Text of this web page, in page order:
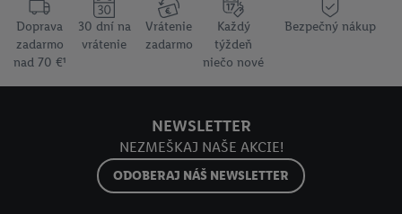
Doprava
zadarmo
nad 70 €¹
30 dní na
vrátenie
Vrátenie
zadarmo
Každý
týždeň
niečo nové
Bezpečný nákup
NEWSLETTER
NEZMEŠKAJ NAŠE AKCIE!
ODOBERAJ NÁŠ NEWSLETTER